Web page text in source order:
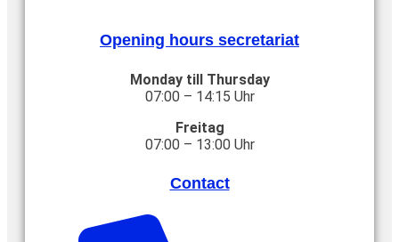
Opening hours secretariat
Monday till Thursday
07:00 – 14:15 Uhr
Freitag
07:00 – 13:00 Uhr
Contact